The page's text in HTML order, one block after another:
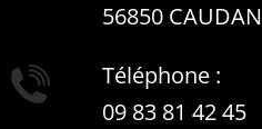
56850 CAUDAN
Téléphone :
09 83 81 42 45